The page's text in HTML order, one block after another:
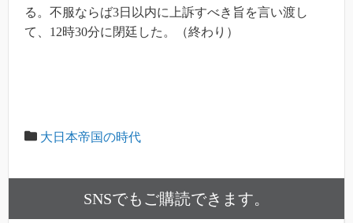
る。不服ならば3日以内に上訴すべき旨を言い渡し
て、12時30分に閉廷した。（終わり）
大日本帝国の時代
SNSでもご購読できます。